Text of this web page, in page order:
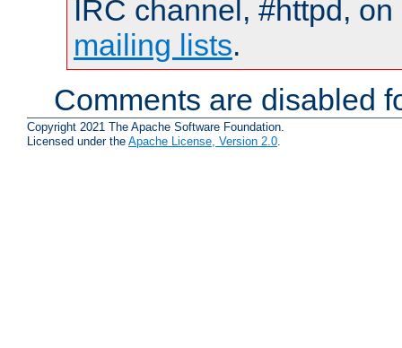
IRC channel, #httpd,
mailing lists.
Comments are disabled
Copyright 2021 The Apache Software Foundation.
Licensed under the Apache License, Version 2.0.